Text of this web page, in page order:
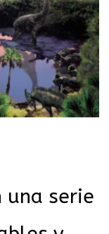
una serie